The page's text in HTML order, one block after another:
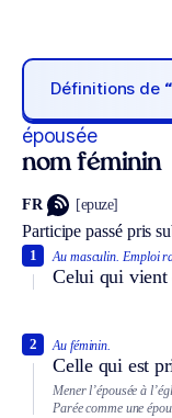
Définitions de
épousée
nom féminin
FR [epuze]
Participe passé pris
Au masculin. Emploi
Celui qui vient
1
Au féminin.
Celle qui est
2
Mener l’épousée à
Parée comme une